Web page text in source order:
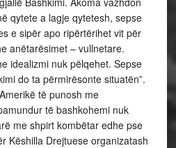
qytete a lagje qytetesh, sepse
e sipër apo ripërtërihet vit për
anëtarësimet – vullnetare.
idealizmi nuk pëlqehet. Sepse
do ta përmirësonte situatën”.
të punosh me
të bashkohemi nuk
me shpirt kombëtar edhe pse
Këshilla Drejtuese organizatash